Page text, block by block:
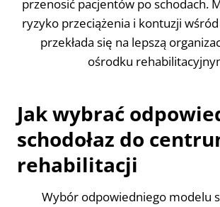
przenosić pacjentów po schodach.
ryzyko przeciążenia i kontuzji
przekłada się na lepszą
ośrodku
Jak wybrać
schodołaz do
rehabilitacji
Wybór odpowiedniego modelu